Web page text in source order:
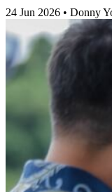
24 Jun 2026 • Donny